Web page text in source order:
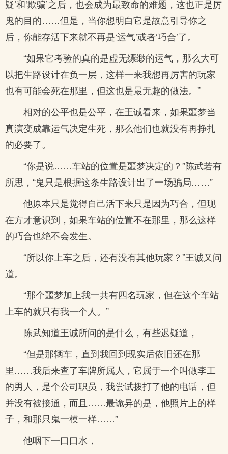
疑’和‘欺骗’之后，也会成为最致命的难题，这也正是厉
鬼的目的……但是，当你想明白它是故意引导你之
后，你能存活下来就不再是‘运气’或者‘巧合’了。
“如果它考验的真的是虚无缥缈的运气，那么大可
以把生路设计在负一层，这样一来我想再厉害的玩家
也有可能会死在那里，但这也是最无趣的做法。”
相对的公平也是公平，在王诚看来，如果噩梦当
真演变成靠运气决定生死，那么他们也就没有再挣扎
的必要了。
“你是说……车站的位置是噩梦决定的？”陈武若有
所思，“鬼只是根据这条生路设计出了一场骗局……”
他原本只是觉得自己活下来只是因为巧合，但现
在方才意识到，如果车站的位置不在那里，那么这样
的巧合也绝不会发生。
“所以你上车之后，还有没有其他玩家？”王诚又问
道。
“那个噩梦加上我一共有四名玩家，但在这个车站
上车的就只有我一个人。”
陈武知道王诚所问的是什么，有些迟疑道，
“但是那辆车，直到我回到现实后依旧还在那
里……我后来查了车牌所属人，它属于一个叫做李工
的男人，是个公司职员，我尝试拨打了他的电话，但
并没有被接通，而且……最诡异的是，他照片上的样
子，和那只鬼一模一样……”
他咽下一口口水，